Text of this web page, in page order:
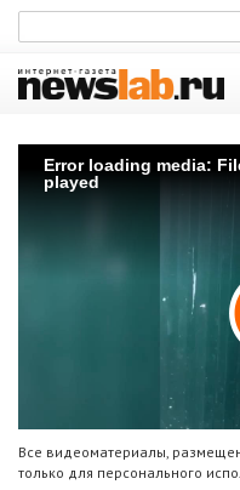
Error loading media:
played
Все видеоматериалы,
только для персонального